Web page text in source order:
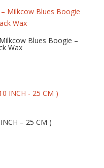
Blues Boogie –
Wax
– 25 CM )